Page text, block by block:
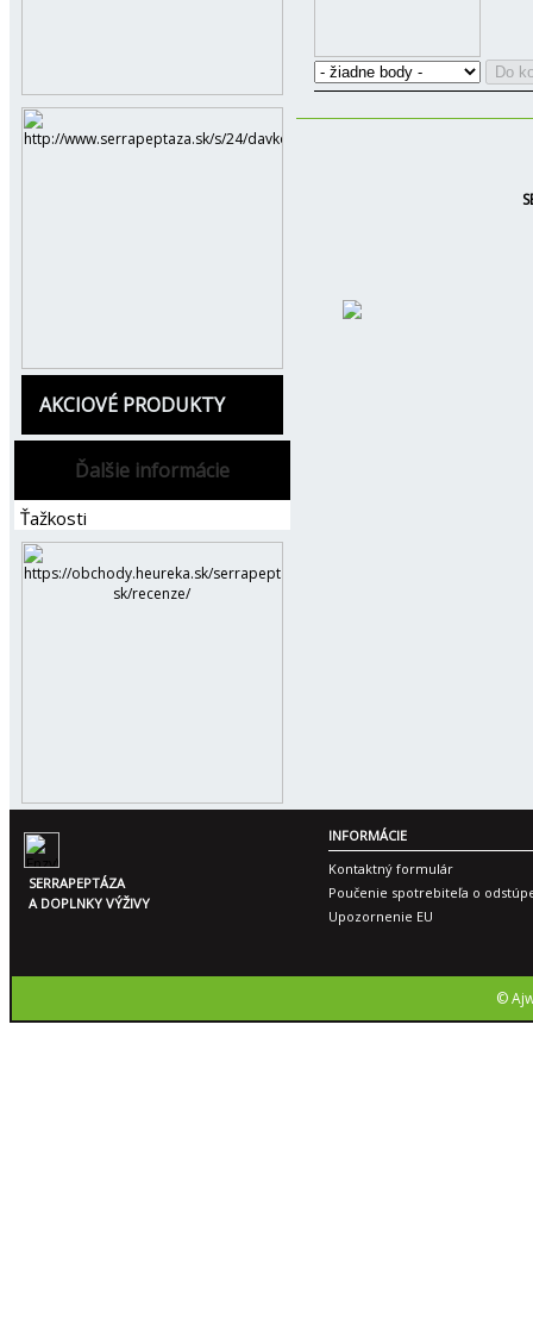
AKCIOVÉ PRODUKTY
Ďalšie informácie
Ťažkosti
SERRAPEPTÁZA
A DOPLNKY VÝŽIVY
INFORMÁCIE
Kontaktný formulár
Poučenie spotrebiteľa o
Upozornenie EU
©